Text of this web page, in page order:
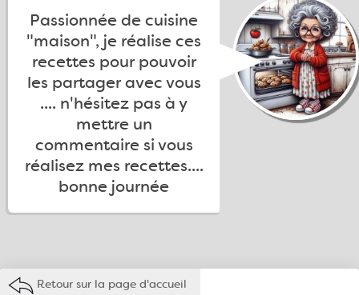
Passionnée de cuisine
"maison", je réalise ces
recettes pour pouvoir
les partager avec vous
.... n'hésitez pas à y
mettre un
commentaire si vous
réalisez mes recettes....
bonne journée
Retour sur la page d'accueil